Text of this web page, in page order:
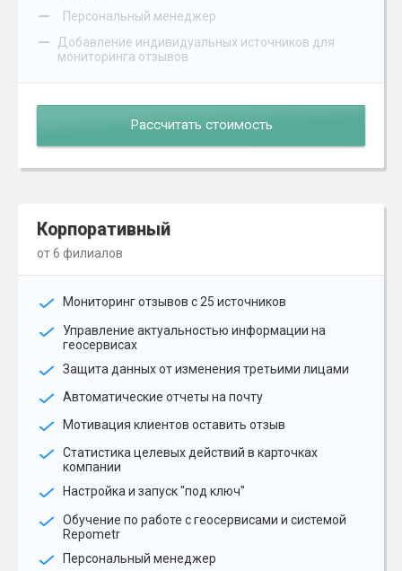
– Персональный менеджер
–
Добавление индивидуальных источников для
мониторинга отзывов
Рассчитать стоимость
Корпоративный
от 6 филиалов
Мониторинг отзывов с 25 источников
Управление актуальностью информации на
геосервисах
Защита данных от изменения третьими лицами
Автоматические отчеты на почту
Мотивация клиентов оставить отзыв
Статистика целевых действий в карточках
компании
Настройка и запуск "под ключ"
Обучение по работе с геосервисами и системой
Repometr
Персональный менеджер